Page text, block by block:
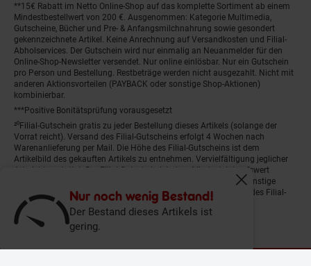
Nur noch wenig Bestand!
Der Bestand dieses Artikels ist
gering.
Fenster
**15€ Rabatt im Netto Online-Shop auf das komplette Sortiment ab einem
Mindestbestellwert von 200 €. Ausgenommen: Kategorie Multimedia,
Gutscheine, Bücher und Pre- & Anfangsmilchnahrung sowie gesondert
gekennzeichnete Artikel. Keine Anrechnung auf Versandkosten und Filial-
Abholservices. Der Gutschein wird nur einmalig an Neuanmelder für den
Online-Shop-Newsletter versendet. Nur online einlösbar. Nur ein Gutschein
pro Person und Bestellung. Restbeträge werden nicht ausgezahlt. Nicht mit
anderen Aktionsvorteilen (PAYBACK oder sonstige Shop-Aktionen)
kombinierbar.
***Positive Bonitätsprüfung vorausgesetzt
²⁰Filial-Gutschein gratis zu jeder Bestellung dieses Artikels (solange der
Vorrat reicht). Versand des Filial-Gutscheins erfolgt 4 Wochen nach
Warenanlieferung per Mail. Die Höhe des Filial-Gutscheins ist dem
Artikelbild des gekauften Artikels zu entnehmen. Vervielfältigung jeglicher
Art nicht gestattet. Der Filial-Gutschein ist ohne Mindesteinkaufswert
einlösbar. Nicht mit anderen Aktionsvorteilen (PAYBACK oder sonstige
Shop-Aktionen) kombinierbar. Der jeweilige Gültigkeitszeitraum des Filial-
Gutscheins ist darauf vermerkt.